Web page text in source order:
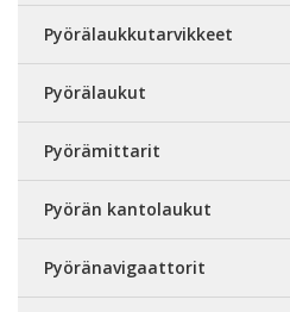
Pyörälaukkutarvikkeet
Pyörälaukut
Pyörämittarit
Pyörän kantolaukut
Pyöränavigaattorit